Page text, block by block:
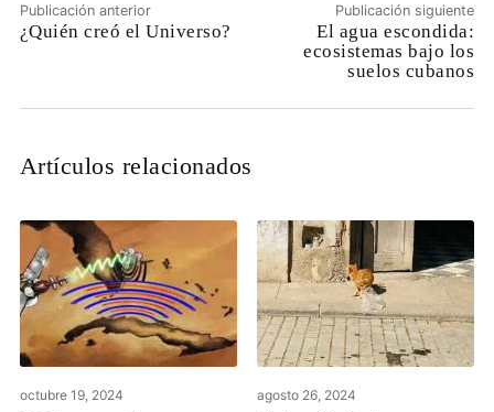
Publicación anterior
¿Quién creó el Universo?
Publicación siguiente
El agua escondida:
ecosistemas bajo los
suelos cubanos
Artículos relacionados
octubre 19, 2024 agosto 26, 2024